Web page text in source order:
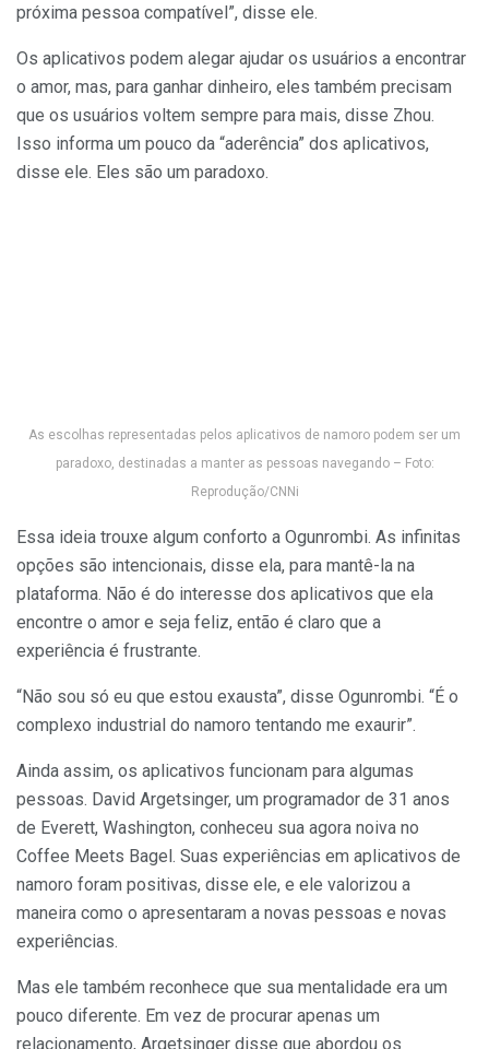
próxima pessoa compatível”, disse ele.
Os aplicativos podem alegar ajudar os usuários a encontrar
o amor, mas, para ganhar dinheiro, eles também precisam
que os usuários voltem sempre para mais, disse Zhou.
Isso informa um pouco da “aderência” dos aplicativos,
disse ele. Eles são um paradoxo.
As escolhas representadas pelos aplicativos de namoro podem ser um
paradoxo, destinadas a manter as pessoas navegando – Foto:
Reprodução/CNNi
Essa ideia trouxe algum conforto a Ogunrombi. As infinitas
opções são intencionais, disse ela, para mantê-la na
plataforma. Não é do interesse dos aplicativos que ela
encontre o amor e seja feliz, então é claro que a
experiência é frustrante.
“Não sou só eu que estou exausta”, disse Ogunrombi. “É o
complexo industrial do namoro tentando me exaurir”.
Ainda assim, os aplicativos funcionam para algumas
pessoas. David Argetsinger, um programador de 31 anos
de Everett, Washington, conheceu sua agora noiva no
Coffee Meets Bagel. Suas experiências em aplicativos de
namoro foram positivas, disse ele, e ele valorizou a
maneira como o apresentaram a novas pessoas e novas
experiências.
Mas ele também reconhece que sua mentalidade era um
pouco diferente. Em vez de procurar apenas um
relacionamento, Argetsinger disse que abordou os